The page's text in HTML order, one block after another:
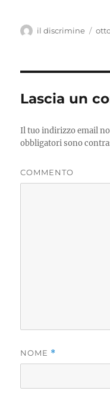
Autore
il discrimine
Lascia un
Il tuo indirizzo email
obbligatori sono
COMMENTO
NOME *